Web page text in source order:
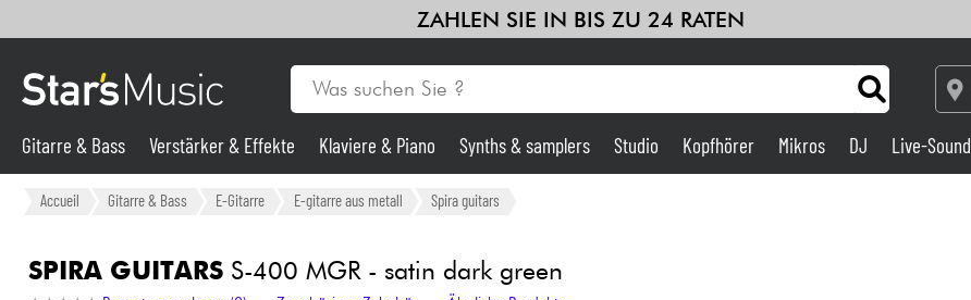
ZAHLEN SIE IN BIS ZU 24 RATEN
Gitarre & Bass
Synths & samplers
Gitarre & Bass Verstärker & Effekte Klaviere & Piano Synths & samplers Studio Kopfhörer Mikros DJ Live-Sound
Accueil Gitarre & Bass E-Gitarre E-gitarre aus metall Spira guitars
SPIRA GUITARSS-400 MGR - satin dark green